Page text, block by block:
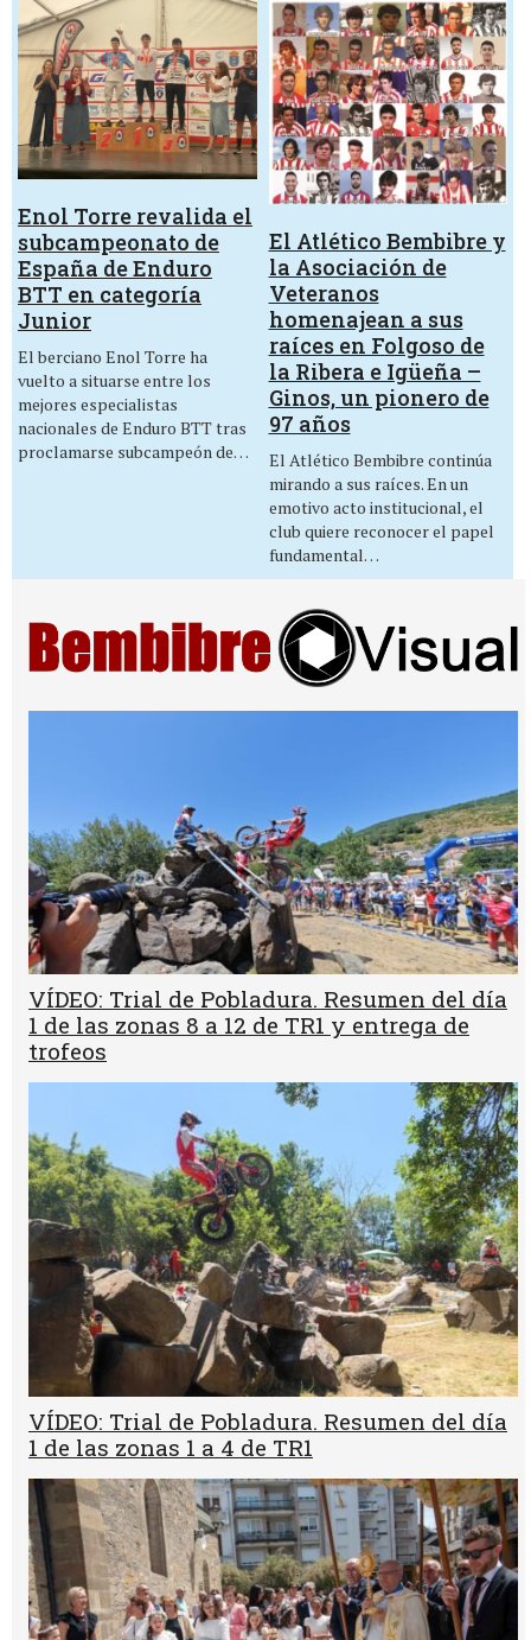
Enol Torre revalida el
subcampeonato de
España de Enduro
BTT en categoría
Junior
El berciano Enol Torre ha
vuelto a situarse entre los
mejores especialistas
nacionales de Enduro BTT tras
proclamarse subcampeón de…
El Atlético Bembibre y
la Asociación de
Veteranos
homenajean a sus
raíces en Folgoso de
la Ribera e Igüeña –
Ginos, un pionero de
97 años
El Atlético Bembibre continúa
mirando a sus raíces. En un
emotivo acto institucional, el
club quiere reconocer el papel
fundamental…
VÍDEO: Trial de Pobladura. Resumen del día
1 de las zonas 8 a 12 de TR1 y entrega de
trofeos
VÍDEO: Trial de Pobladura. Resumen del día
1 de las zonas 1 a 4 de TR1